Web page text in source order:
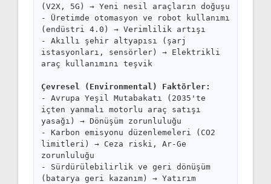
(V2X, 5G) → Yeni nesil araçların doğuşu
- Üretimde otomasyon ve robot kullanımı
(endüstri 4.0) → Verimlilik artışı
- Akıllı şehir altyapısı (şarj
istasyonları, sensörler) → Elektrikli
araç kullanımını teşvik
Çevresel (Environmental) Faktörler:
- Avrupa Yeşil Mutabakatı (2035'te
içten yanmalı motorlu araç satışı
yasağı) → Dönüşüm zorunluluğu
- Karbon emisyonu düzenlemeleri (CO2
limitleri) → Ceza riski, Ar-Ge
zorunluluğu
- Sürdürülebilirlik ve geri dönüşüm
(batarya geri kazanım) → Yatırım